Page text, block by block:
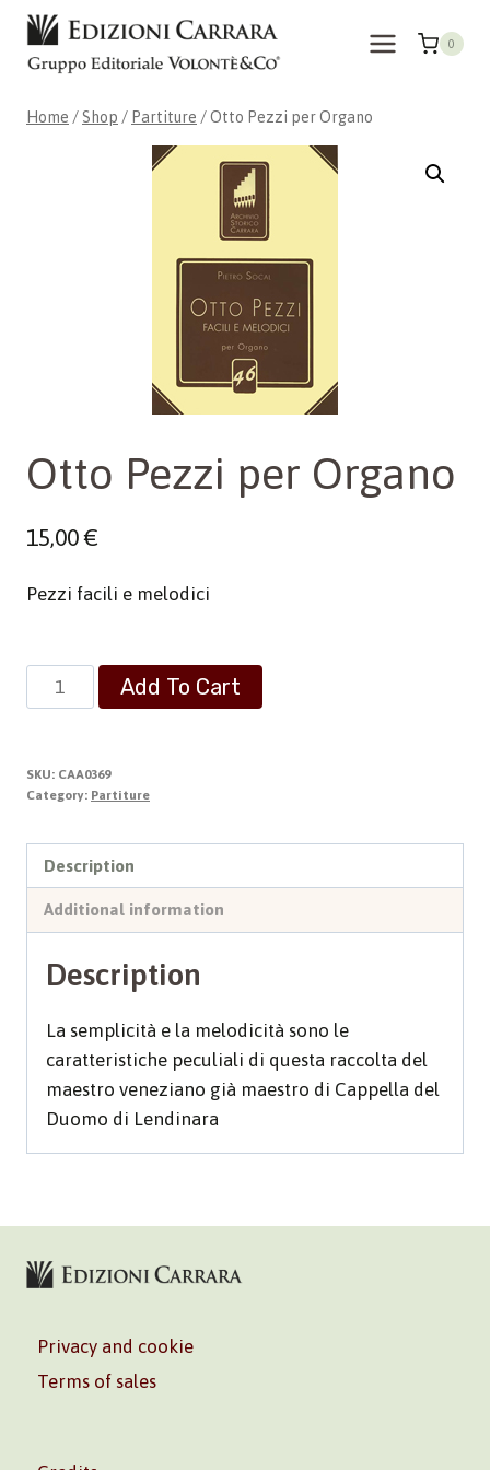
Skip
content
0
Home / Shop / Partiture /Otto Pezzi per Organo
Otto Pezzi per Organo
15,00€
Pezzi facili e melodici
Otto
Pezzi
Organo
quantity
Add To Cart
SKU: CAA0369
Category: Partiture
Description
Additional information
Description
La semplicità e la melodicità sono le
caratteristiche peculiali di questa raccolta del
maestro veneziano già maestro di Cappella del
Duomo di Lendinara
Privacy and cookie
Terms of sales